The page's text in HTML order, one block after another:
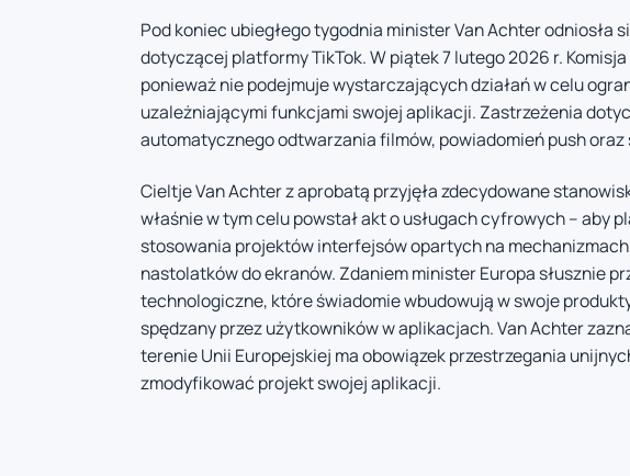
Pod koniec ubiegłego tygodnia minister Van Achter odniosła
dotyczącej platformy TikTok. W piątek 7 lutego 2026 r. Komisja
ponieważ nie podejmuje wystarczających działań w celu
uzależniającymi funkcjami swojej aplikacji. Zastrzeżenia
automatycznego odtwarzania filmów, powiadomień push
Cieltje Van Achter z aprobatą przyjęła zdecydowane
właśnie w tym celu powstał akt o usługach cyfrowych – aby
stosowania projektów interfejsów opartych na
nastolatków do ekranów. Zdaniem minister Europa słusznie
technologiczne, które świadomie wbudowują w swoje
spędzany przez użytkowników w aplikacjach. Van Achter
terenie Unii Europejskiej ma obowiązek przestrzegania
zmodyfikować projekt swojej aplikacji.